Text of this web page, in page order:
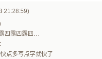
21:28:59)
四露四露四…
点多写点字就快了